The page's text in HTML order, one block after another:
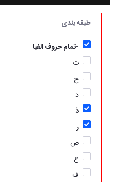
طبقه بندی
-تمام حروف الفبا
ت
ح
د
ذ
ر
ص
ع
ف